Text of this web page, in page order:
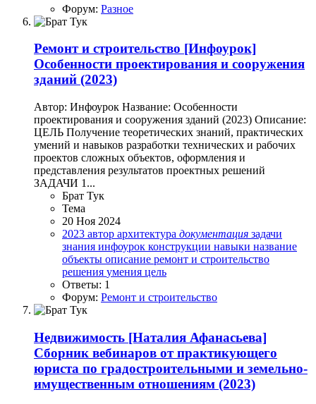
Форум: Разное
Ремонт и строительство [Инфоурок]
Особенности проектирования и сооружения
зданий (2023)
Автор: Инфоурок Название: Особенности
проектирования и сооружения зданий (2023) Описание:
ЦЕЛЬ Получение теоретических знаний, практических
умений и навыков разработки технических и рабочих
проектов сложных объектов, оформления и
представления результатов проектных решений
ЗАДАЧИ 1...
Брат Тук
Тема
20 Ноя 2024
2023 автор архитектура документация задачи
знания инфоурок конструкции навыки название
объекты описание ремонт и строительство
решения умения цель
Ответы: 1
Форум: Ремонт и строительство
Недвижимость [Наталия Афанасьева]
Сборник вебинаров от практикующего
юриста по градостроительными и земельно-
имущественным отношениям (2023)